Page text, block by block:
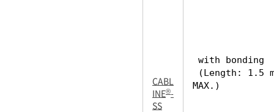
CABL
INE®-
SS
with bonding
(Length: 1.5
MAX.)